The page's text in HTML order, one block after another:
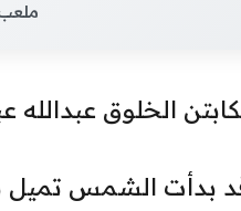
الخلوق عبدالله
بدأت الشمس تميل